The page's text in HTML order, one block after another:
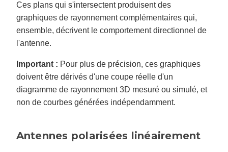
Ces plans qui s'intersectent produisent des
graphiques de rayonnement complémentaires qui,
ensemble, décrivent le comportement directionnel de
l'antenne.
Important : Pour plus de précision, ces graphiques
doivent être dérivés d'une coupe réelle d'un
diagramme de rayonnement 3D mesuré ou simulé, et
non de courbes générées indépendamment.
Antennes polarisées linéairement